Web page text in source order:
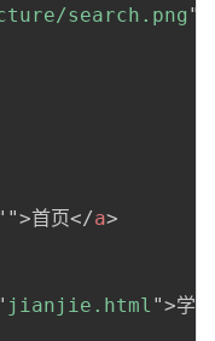
search.png "
">首页</a>
jianjie.html ">学